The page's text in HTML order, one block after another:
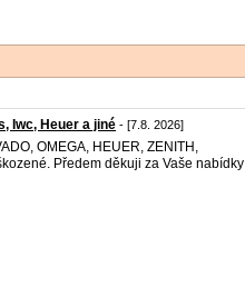
Iwc, Heuer a jiné - [7.8. 2026]
OMEGA, HEUER, ZENITH,
Předem děkuji za Vaše nabídky